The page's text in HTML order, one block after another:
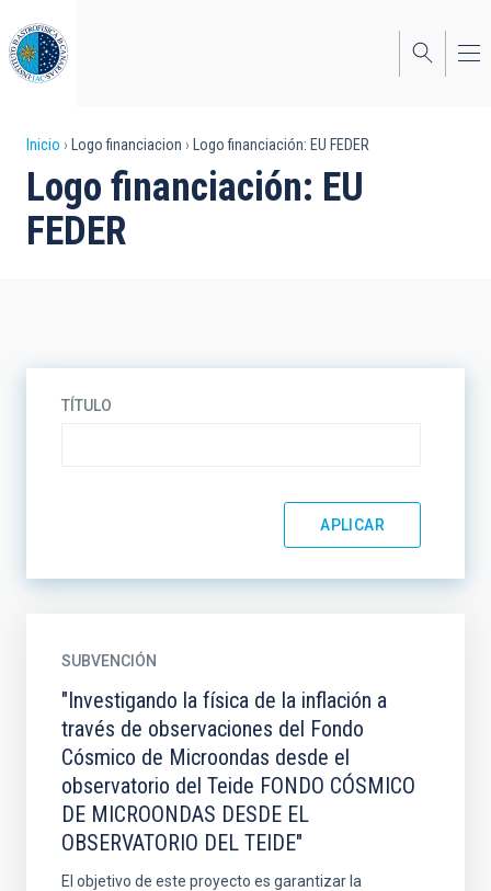
al
contenido
principal
Sobrescribir
enlaces
de
Inicio Logo financiacion Logo financiación: EU FEDER
Logo financiación: EU
FEDER
TÍTULO
SUBVENCIÓN
"Investigando la física de la inflación a
través de observaciones del Fondo
Cósmico de Microondas desde el
observatorio del Teide FONDO CÓSMICO
DE MICROONDAS DESDE EL
OBSERVATORIO DEL TEIDE"
El objetivo de este proyecto es garantizar la